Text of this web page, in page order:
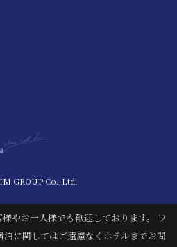
GROUP Co.,Ltd.
やお一人様でも歓迎しております。 ワ
に関してはご遠慮なくホテルまでお問